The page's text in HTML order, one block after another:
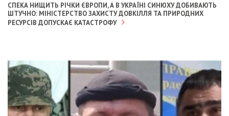
СПЕКА НИЩИТЬ РІЧКИ ЄВРОПИ, А В УКРАЇНІ СИНЮХУ ДОБИВАЮТЬ
ШТУЧНО: МІНІСТЕРСТВО ЗАХИСТУ ДОВКІЛЛЯ ТА ПРИРОДНИХ
РЕСУРСІВ ДОПУСКАЄ КАТАСТРОФУ